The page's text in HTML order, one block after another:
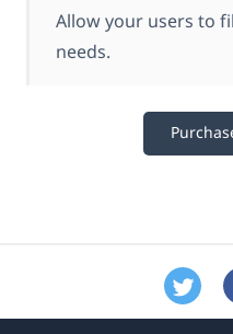
Allow your users to
needs.